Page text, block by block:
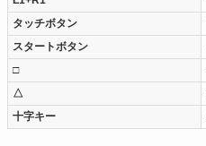
タッチボタン
スタートボタン
□
△
十字キー